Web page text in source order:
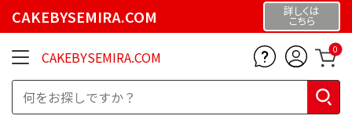
CAKEBYSEMIRA.COM 詳しくは
こちら
CAKEBYSEMIRA.COM 0